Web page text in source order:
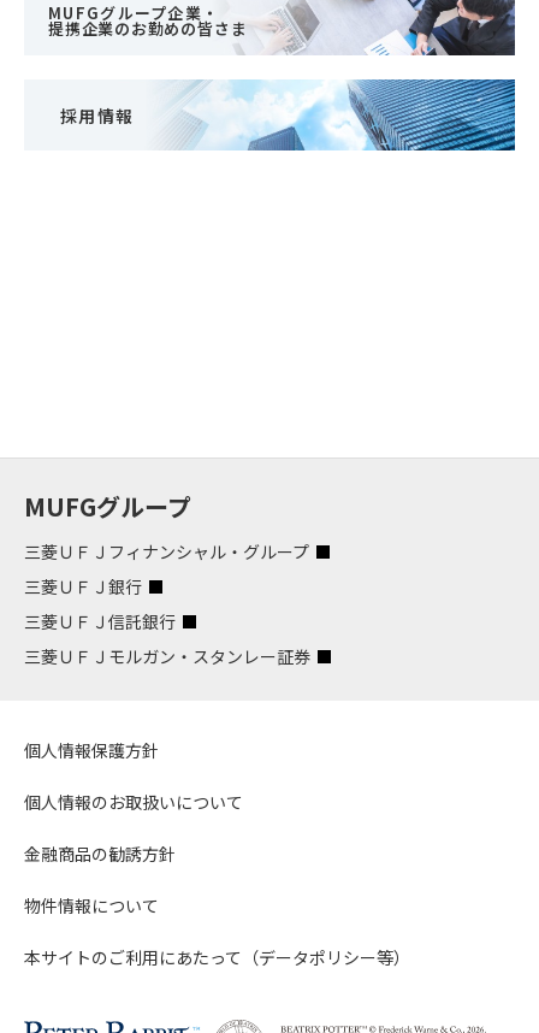
MUFGグループ企業・
提携企業のお勤めの皆さま
採用情報
MUFGグループ
三菱ＵＦＪフィナンシャル・グループ
三菱ＵＦＪ銀行
三菱ＵＦＪ信託銀行
三菱ＵＦＪモルガン・スタンレー証券
個人情報保護方針
個人情報のお取扱いについて
金融商品の勧誘方針
物件情報について
本サイトのご利用にあたって（データポリシー等）